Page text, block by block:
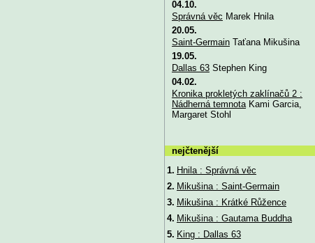
04.10.
Správná věc Marek Hnila
20.05.
Saint-GermainTaťana Mikušina
19.05.
Dallas 63Stephen King
04.02.
Kronika prokletých zaklínačů 2 :
Nádherná temnotaKami Garcia,
Margaret Stohl
nejčtenější
1. Hnila : Správná věc
2. Mikušina : Saint-Germain
3. Mikušina : Krátké Růžence
4. Mikušina : Gautama Buddha
5. King : Dallas 63